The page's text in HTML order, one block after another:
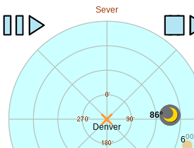
Sever
Denver
600
86°